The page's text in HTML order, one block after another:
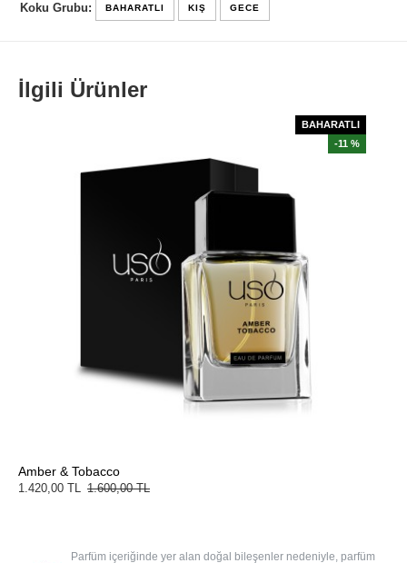
Koku Grubu: BAHARATLI KIŞ GECE
İlgili Ürünler
BAHARATLI
-11 %
Amber & Tobacco
1.420,00 TL 1.600,00 TL
Parfüm içeriğinde yer alan doğal bileşenler nedeniyle, parfüm